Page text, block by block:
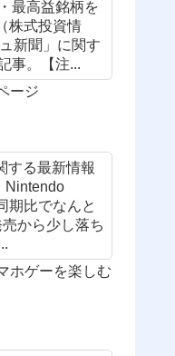
最高益銘柄を
株式投資情
新聞」に関す
事。【注...
ージ
する最新情報
Nintendo
期比でなんと
から少し落ち
ホゲーを楽しむ